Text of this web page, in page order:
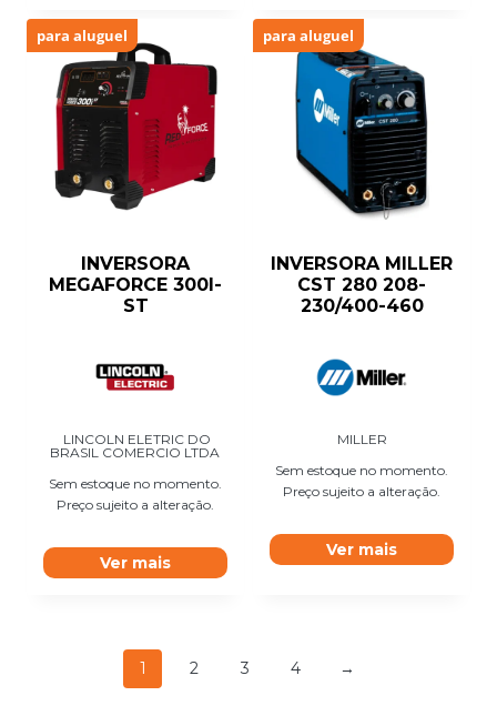
para aluguel
INVERSORA
MEGAFORCE 300I-
ST
LINCOLN ELETRIC DO
BRASIL COMERCIO LTDA
Sem estoque no momento.
Preço sujeito a alteração.
Ver mais
para aluguel
INVERSORA MILLER
CST 280 208-
230/400-460
MILLER
Sem estoque no momento.
Preço sujeito a alteração.
Ver mais
1 2 3 4 →